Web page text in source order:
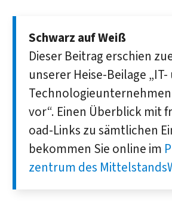
Schwarz auf Weiß
Dieser Beitrag erschien
unserer Heise-Beilage „IT-
vor“. Einen Über­blick mit
oad-Links zu sämt­lichen
be­kommen Sie online im
zentrum des